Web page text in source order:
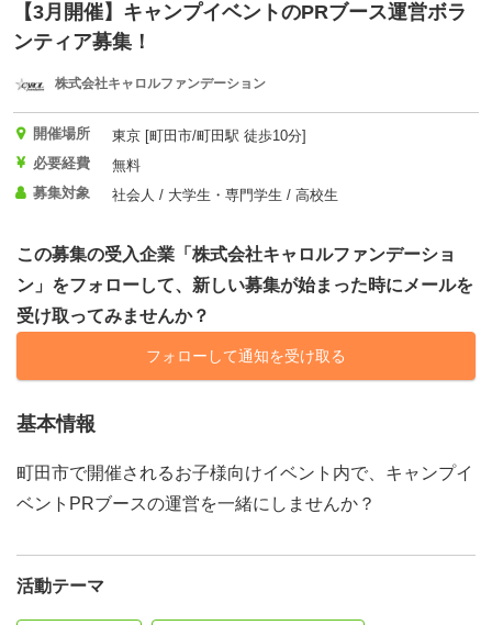
【3月開催】キャンプイベントのPRブース運営ボラ
ンティア募集！
株式会社キャロルファンデーション
開催場所
東京 [町田市/町田駅 徒歩10分]
必要経費
無料
募集対象
社会人 / 大学生・専門学生 / 高校生
この募集の受入企業「株式会社キャロルファンデーショ
ン」をフォローして、新しい募集が始まった時にメールを
受け取ってみませんか？
フォローして通知を受け取る
基本情報
町田市で開催されるお子様向けイベント内で、キャンプイ
ベントPRブースの運営を一緒にしませんか？
活動テーマ